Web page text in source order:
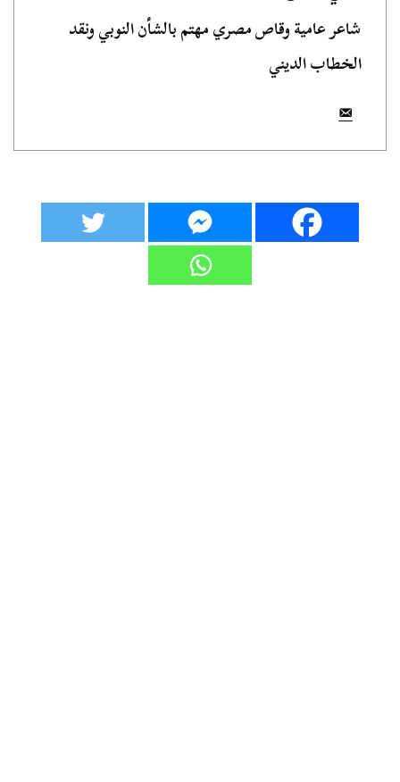
شاعر عامية وقاص مصري مهتم بالشأن النوبي ونقد
الخطاب الديني